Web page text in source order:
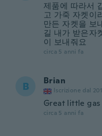
제품에 따라서
고 가죽 자켓이
만든 자켓을 보
길 내가 받은자
이 보내줘요
circa 5 anni fa
B Brian
Iscrizione dal
Great little
circa 5 anni fa